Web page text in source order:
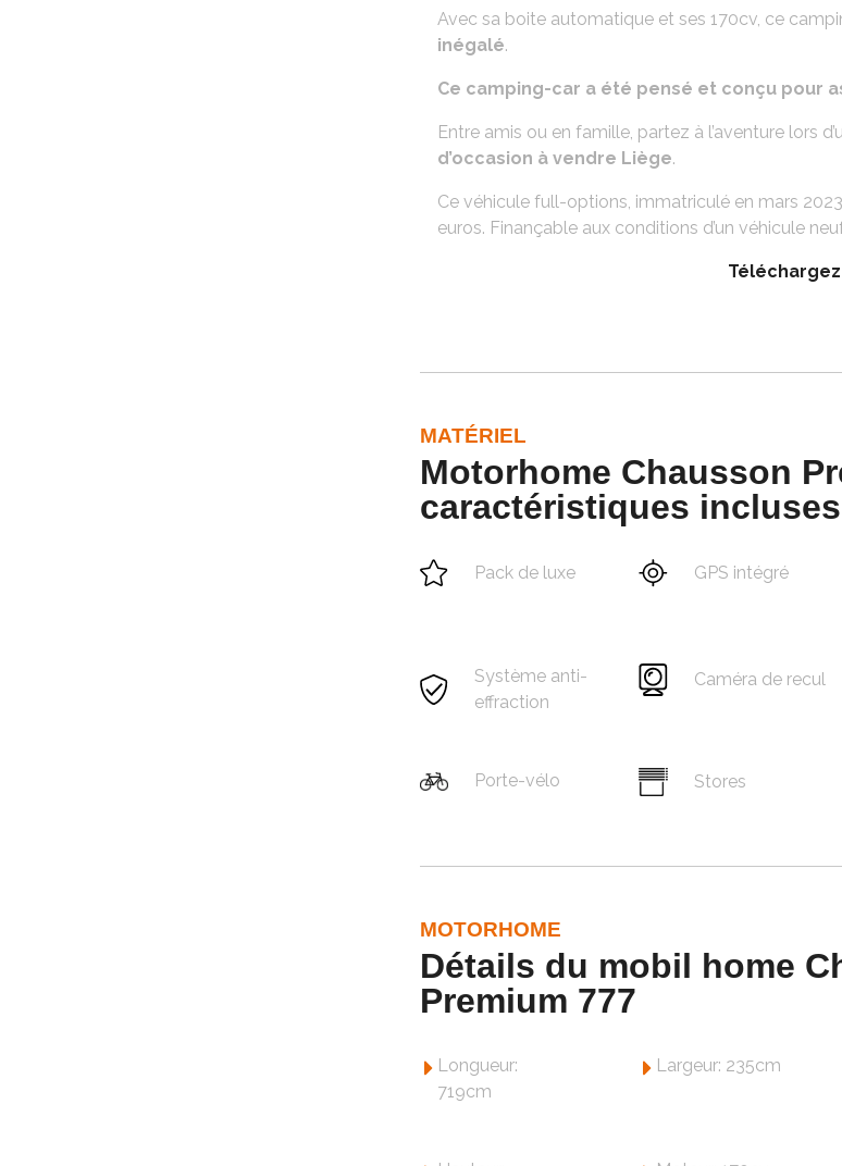
Avec sa boite automatique et ses 170cv, ce
inégalé.
Ce camping-car a été pensé et conçu pour
Entre amis ou en famille, partez à l’aventure lors
d’occasion à vendre Liège.
Ce véhicule full-options, immatriculé en mars
euros. Finançable aux conditions d’un véhicule
MATÉRIEL
Motorhome Chausson
caractéristiques incluses
Pack de luxe GPS intégré
Système anti-
effraction
Caméra de recul
Porte-vélo Stores
MOTORHOME
Détails du mobil home
Premium 777
Longueur:
719cm
Largeur: 235cm